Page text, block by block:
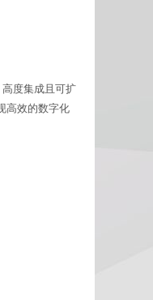
度集成且可扩
高效的数字化